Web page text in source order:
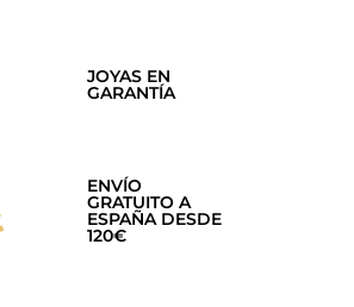
JOYAS EN
GARANTÍA
ENVÍO
GRATUITO A
ESPAÑA DESDE
120€